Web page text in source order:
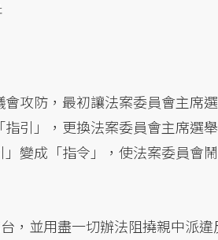
攻防，最初讓法案委員會主席選
引」，更換法案委員會主席選舉
變成「指令」，使法案委員會鬧
，並用盡一切辦法阻撓親中派違